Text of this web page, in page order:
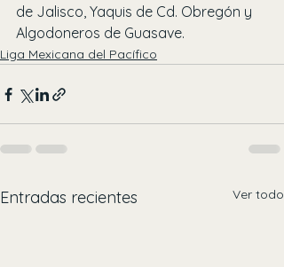
de Jalisco, Yaquis de Cd. Obregón y
Algodoneros de Guasave.
Liga Mexicana del Pacífico
Entradas recientes Ver todo